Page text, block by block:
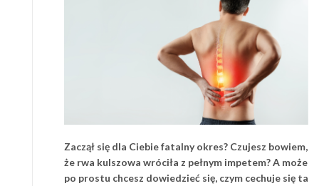
Zaczął się dla Ciebie fatalny okres? Czujesz bowiem,
że rwa kulszowa wróciła z pełnym impetem? A może
po prostu chcesz dowiedzieć się, czym cechuje się ta